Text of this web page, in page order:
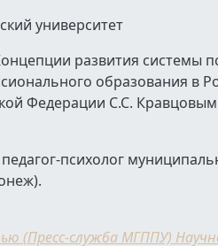
университет
развития системы
образования в
Федерации С.С.
психолог
(Пресс-служба МГППУ)